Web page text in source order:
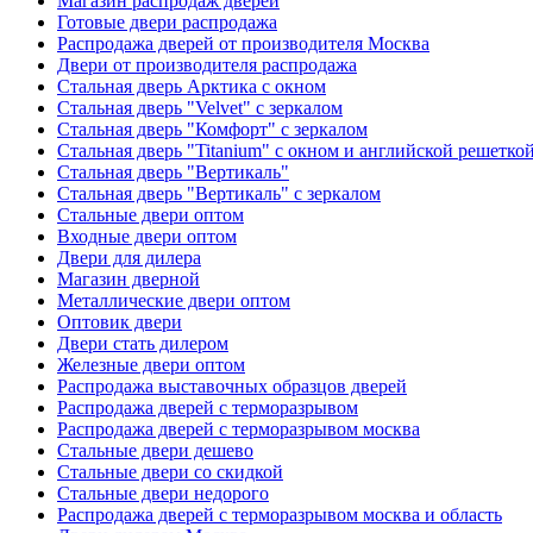
Готовые двери распродажа
Распродажа дверей от производителя Москва
Двери от производителя распродажа
Стальная дверь Арктика с окном
Стальная дверь "Velvet" с зеркалом
Стальная дверь "Комфорт" с зеркалом
Стальная дверь "Titanium" с окном и английской
Стальная дверь "Вертикаль"
Стальная дверь "Вертикаль" с зеркалом
Стальные двери оптом
Входные двери оптом
Двери для дилера
Магазин дверной
Металлические двери оптом
Оптовик двери
Двери стать дилером
Железные двери оптом
Распродажа выставочных образцов дверей
Распродажа дверей с терморазрывом
Распродажа дверей с терморазрывом москва
Стальные двери дешево
Стальные двери со скидкой
Стальные двери недорого
Распродажа дверей с терморазрывом москва и область